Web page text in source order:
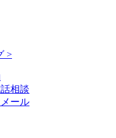
>
相談
メール